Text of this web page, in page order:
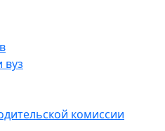
вуз
комиссии